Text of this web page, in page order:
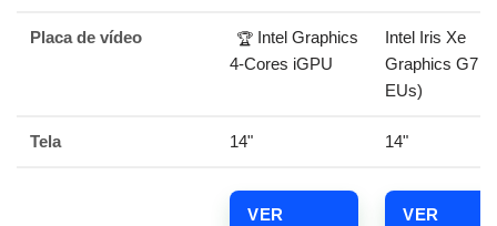
Placa de vídeo 🏆 Intel Graphics
4-Cores iGPU
Intel Iris Xe
Graphics G7
EUs)
Tela 14" 14"
VER
VER